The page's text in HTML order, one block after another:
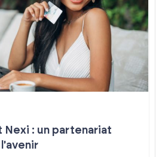
Nexi : un partenariat